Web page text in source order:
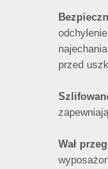
przed
Wał